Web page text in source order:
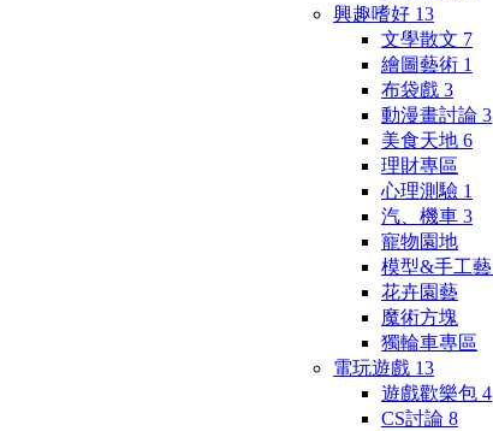
興趣嗜好 13
文學散文 7
繪圖藝術 1
布袋戲 3
動漫畫討論 3
美食天地 6
理財專區
心理測驗 1
汽、機車 3
寵物園地
模型&手工藝
花卉園藝
魔術方塊
獨輪車專區
電玩遊戲 13
遊戲歡樂包 4
CS討論 8